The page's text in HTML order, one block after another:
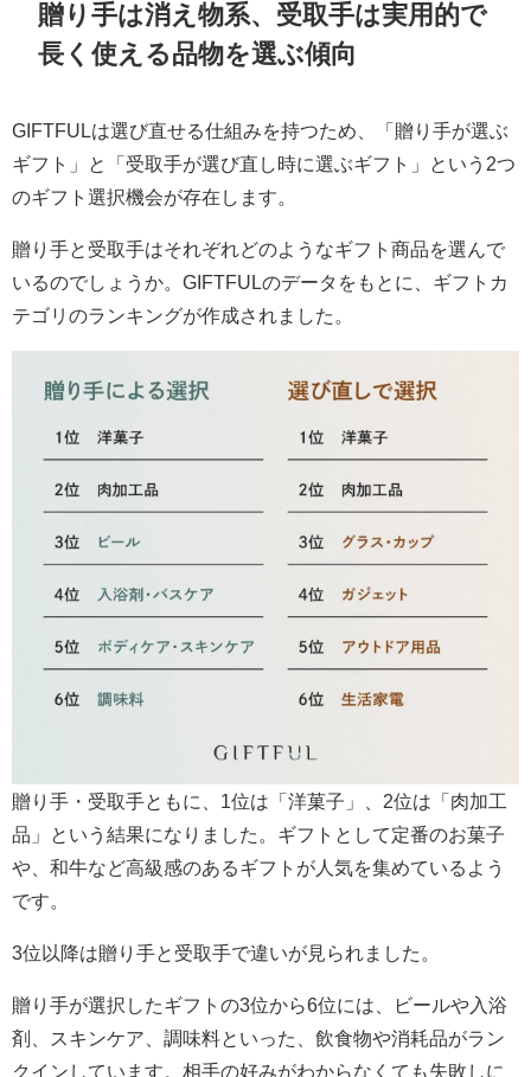
贈り手は消え物系、受取手は実用的で
長く使える品物を選ぶ傾向
GIFTFULは選び直せる仕組みを持つため、「贈り手が選ぶ
ギフト」と「受取手が選び直し時に選ぶギフト」という2つ
のギフト選択機会が存在します。
贈り手と受取手はそれぞれどのようなギフト商品を選んで
いるのでしょうか。GIFTFULのデータをもとに、ギフトカ
テゴリのランキングが作成されました。
贈り手・受取手ともに、1位は「洋菓子」、2位は「肉加工
品」という結果になりました。ギフトとして定番のお菓子
や、和牛など高級感のあるギフトが人気を集めているよう
です。
3位以降は贈り手と受取手で違いが見られました。
贈り手が選択したギフトの3位から6位には、ビールや入浴
剤、スキンケア、調味料といった、飲食物や消耗品がラン
クインしています。相手の好みがわからなくても失敗しに